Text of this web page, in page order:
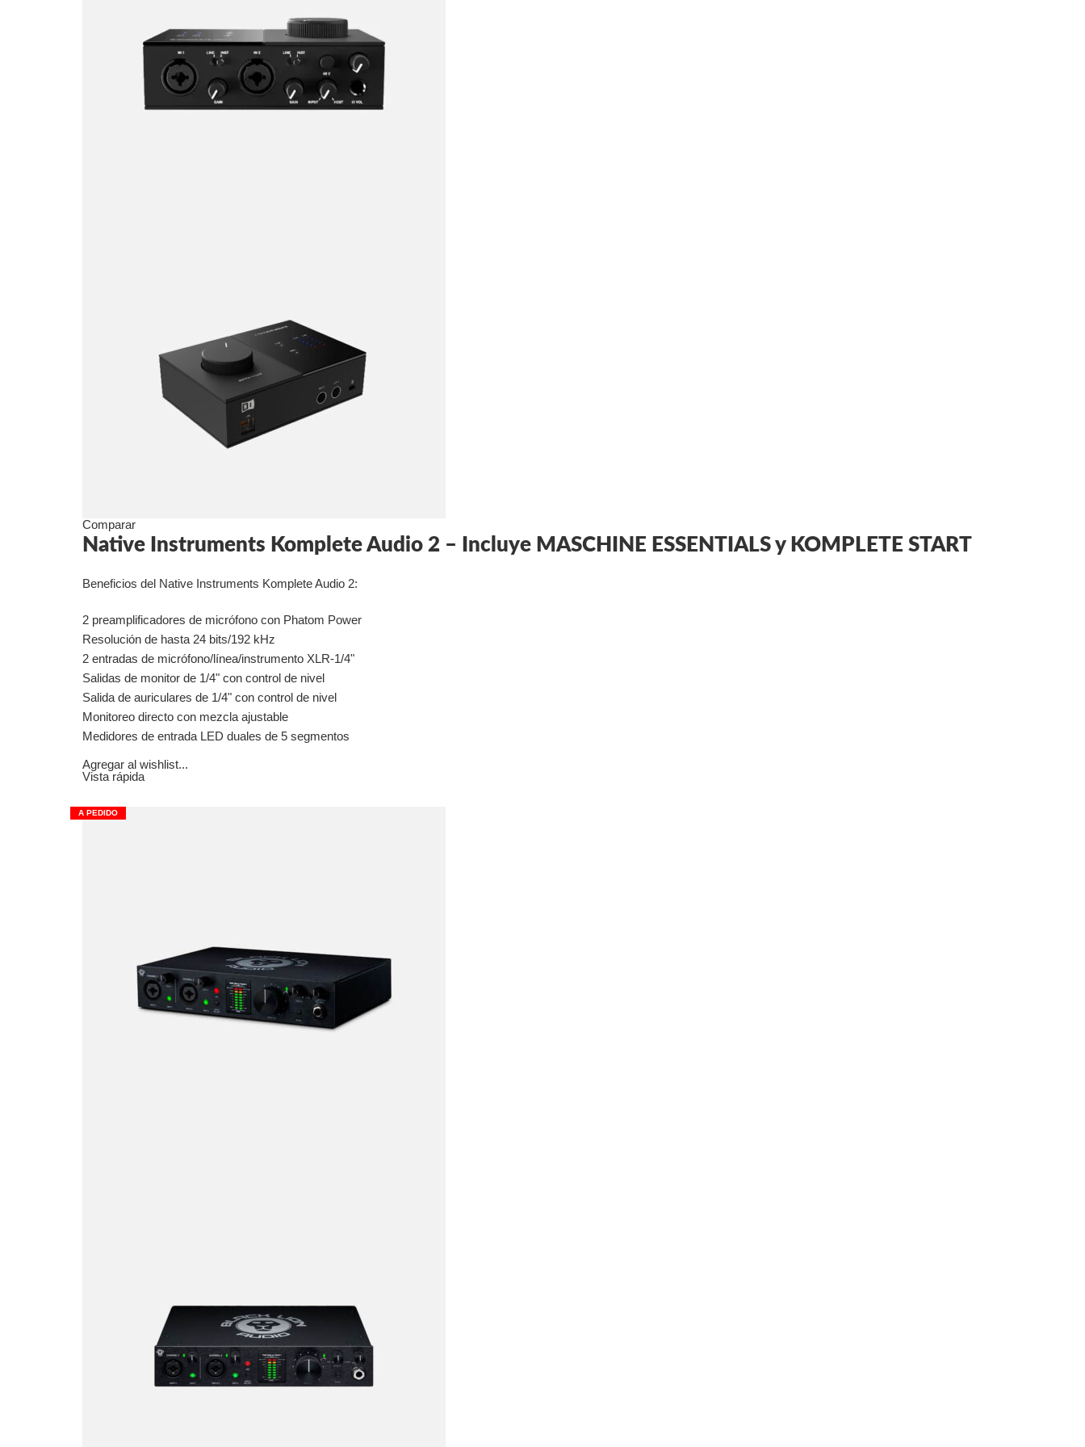
Comparar
Native Instruments Komplete Audio 2 – Incluye MASCHINE ESSENTIALS y KOMPLETE START
Beneficios del Native Instruments Komplete Audio 2:
2 preamplificadores de micrófono con Phatom Power
Resolución de hasta 24 bits/192 kHz
2 entradas de micrófono/línea/instrumento XLR-1/4"
Salidas de monitor de 1/4" con control de nivel
Salida de auriculares de 1/4" con control de nivel
Monitoreo directo con mezcla ajustable
Medidores de entrada LED duales de 5 segmentos
Agregar al wishlist...
Vista rápida
A PEDIDO